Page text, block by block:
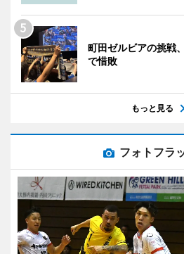
町田ゼルビアの挑戦
で惜敗
もっと見る
フォトフラ